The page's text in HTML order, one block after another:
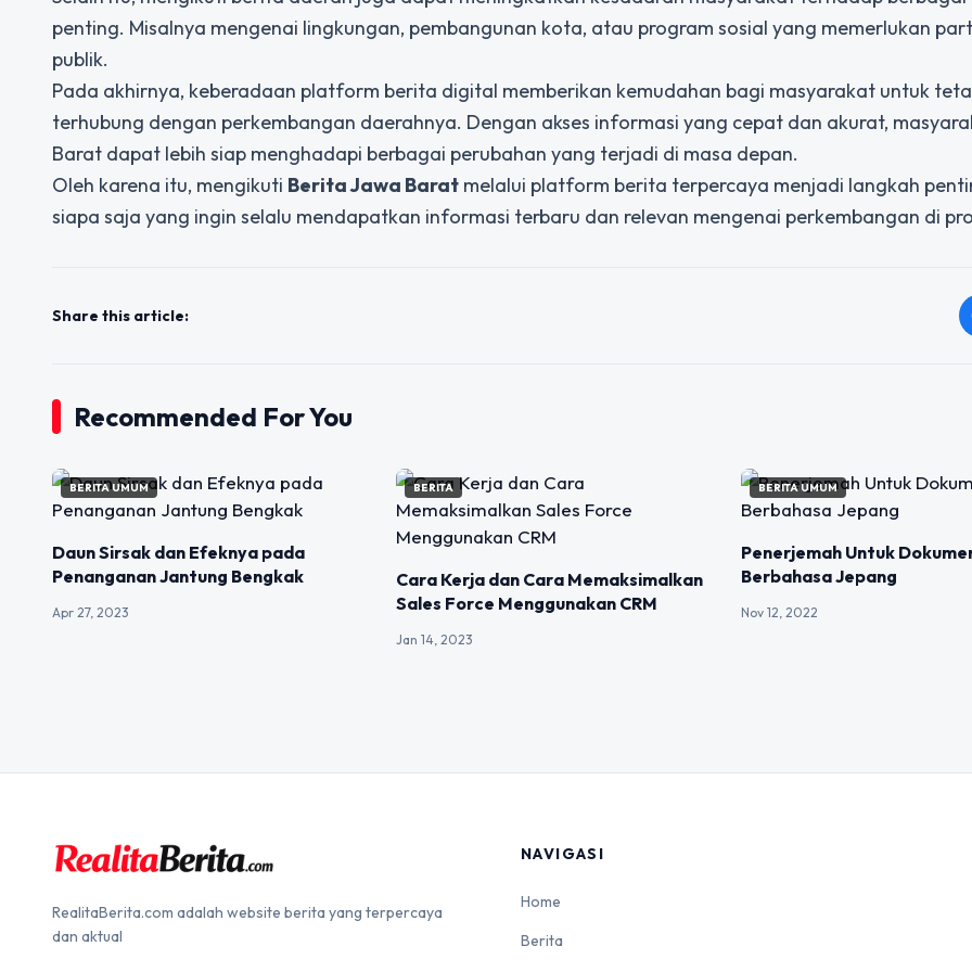
penting. Misalnya mengenai lingkungan, pembangunan kota, atau program sosial yang memerlukan
publik.
Pada akhirnya, keberadaan platform berita digital memberikan kemudahan bagi masyarakat untuk
terhubung dengan perkembangan daerahnya. Dengan akses informasi yang cepat dan akurat,
Barat dapat lebih siap menghadapi berbagai perubahan yang terjadi di masa depan.
Oleh karena itu, mengikuti Berita Jawa Barat melalui platform berita terpercaya menjadi langkah
siapa saja yang ingin selalu mendapatkan informasi terbaru dan relevan mengenai perkembangan di
Share this article:
Recommended For You
BERITA UMUM
Daun Sirsak dan Efeknya pada
Penanganan Jantung Bengkak
Apr 27, 2023
BERITA
Cara Kerja dan Cara Memaksimalkan
Sales Force Menggunakan CRM
Jan 14, 2023
BERITA UMUM
Penerjemah Untuk
Berbahasa Jepang
Nov 12, 2022
RealitaBerita.com adalah website berita yang terpercaya
dan aktual
NAVIGASI
Home
Berita